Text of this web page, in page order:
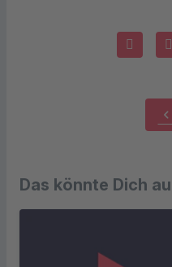
chevron_left
Das könnte Dich